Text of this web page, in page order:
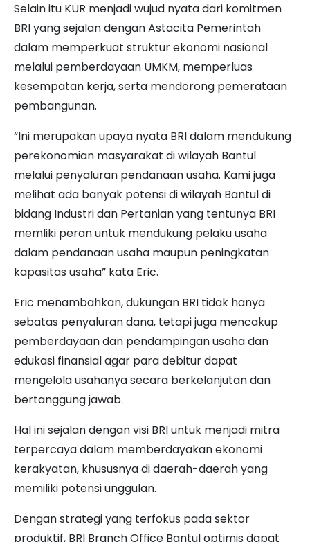
Selain itu KUR menjadi wujud nyata dari komitmen
BRI yang sejalan dengan Astacita Pemerintah
dalam memperkuat struktur ekonomi nasional
melalui pemberdayaan UMKM, memperluas
kesempatan kerja, serta mendorong pemerataan
pembangunan.
“Ini merupakan upaya nyata BRI dalam mendukung
perekonomian masyarakat di wilayah Bantul
melalui penyaluran pendanaan usaha. Kami juga
melihat ada banyak potensi di wilayah Bantul di
bidang Industri dan Pertanian yang tentunya BRI
memliki peran untuk mendukung pelaku usaha
dalam pendanaan usaha maupun peningkatan
kapasitas usaha” kata Eric.
Eric menambahkan, dukungan BRI tidak hanya
sebatas penyaluran dana, tetapi juga mencakup
pemberdayaan dan pendampingan usaha dan
edukasi finansial agar para debitur dapat
mengelola usahanya secara berkelanjutan dan
bertanggung jawab.
Hal ini sejalan dengan visi BRI untuk menjadi mitra
terpercaya dalam memberdayakan ekonomi
kerakyatan, khususnya di daerah-daerah yang
memiliki potensi unggulan.
Dengan strategi yang terfokus pada sektor
produktif, BRI Branch Office Bantul optimis dapat